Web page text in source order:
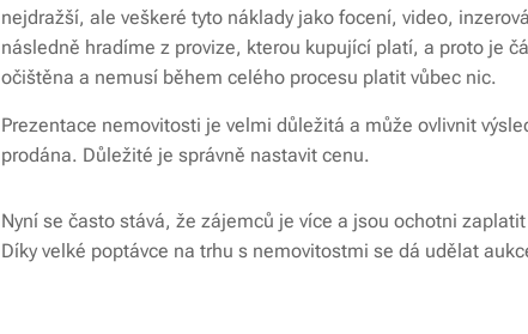
nejdražší, ale veškeré tyto náklady jako focení, video,
následně hradíme z provize, kterou kupující platí, a proto je
očištěna a nemusí během celého procesu platit vůbec nic.
Prezentace nemovitosti je velmi důležitá a může ovlivnit
prodána. Důležité je správně nastavit cenu.
Nyní se často stává, že zájemců je více a jsou ochotni
Díky velké poptávce na trhu s nemovitostmi se dá udělat